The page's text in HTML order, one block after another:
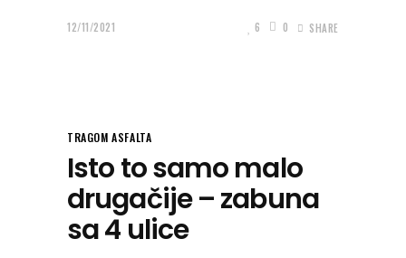
12/11/2021 6 0 SHARE
TRAGOM ASFALTA
Isto to samo malo
drugačije – zabuna
sa 4 ulice